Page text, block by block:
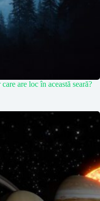
are loc în această seară?